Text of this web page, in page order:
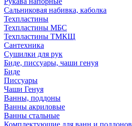
Сальниковая набивка, каболка
Техпластины
Техпластины МБС
Техпластины ТМКЩ
Сантехника
Сушилки для рук
Биде, писсуары, чаши генуя
Биде
Писсуары
Чаши Генуя
Ванны, поддоны
Ванны акриловые
Ванны стальные
Комплектующие для ванн и поддонов